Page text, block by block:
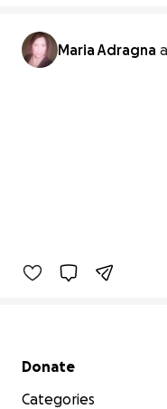
Maria Adragna
Secondary menu
Donate
Categories